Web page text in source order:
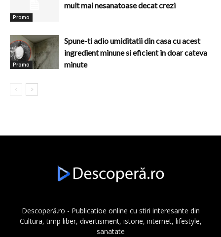
Promo
mult mai nesanatoase decat crezi
Promo
Spune-ti adio umiditatii din casa cu acest
ingredient minune si eficient in doar cateva
minute
Descoperă.ro - Publicatioe online cu stiri interesante din
Cultura, timp liber, divertisment, istorie, internet, lifestyle,
sanatate